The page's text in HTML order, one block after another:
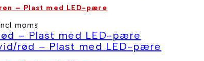
– Plast med LED-pære
moms